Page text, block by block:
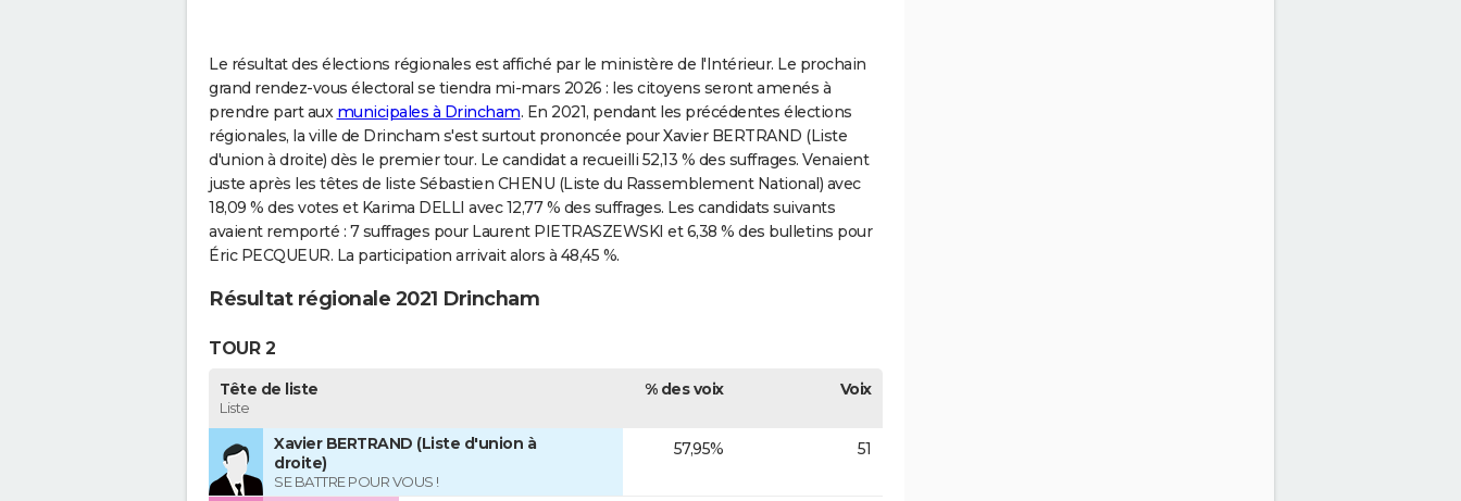
Le résultat des élections régionales est affiché par le ministère de l'Intérieur. Le prochain
grand rendez-vous électoral se tiendra mi-mars 2026 : les citoyens seront amenés à
prendre part aux municipales à Drincham. En 2021, pendant les précédentes élections
régionales, la ville de Drincham s'est surtout prononcée pour Xavier BERTRAND (Liste
d'union à droite) dès le premier tour. Le candidat a recueilli 52,13 % des suffrages. Venaient
juste après les têtes de liste Sébastien CHENU (Liste du Rassemblement National) avec
18,09 % des votes et Karima DELLI avec 12,77 % des suffrages. Les candidats suivants
avaient remporté : 7 suffrages pour Laurent PIETRASZEWSKI et 6,38 % des bulletins pour
Éric PECQUEUR. La participation arrivait alors à 48,45 %.
Résultat régionale 2021 Drincham
TOUR 2
Tête de liste
Liste
% des voix Voix
Xavier BERTRAND (Liste d'union à
droite)
SE BATTRE POUR VOUS !
57,95% 51